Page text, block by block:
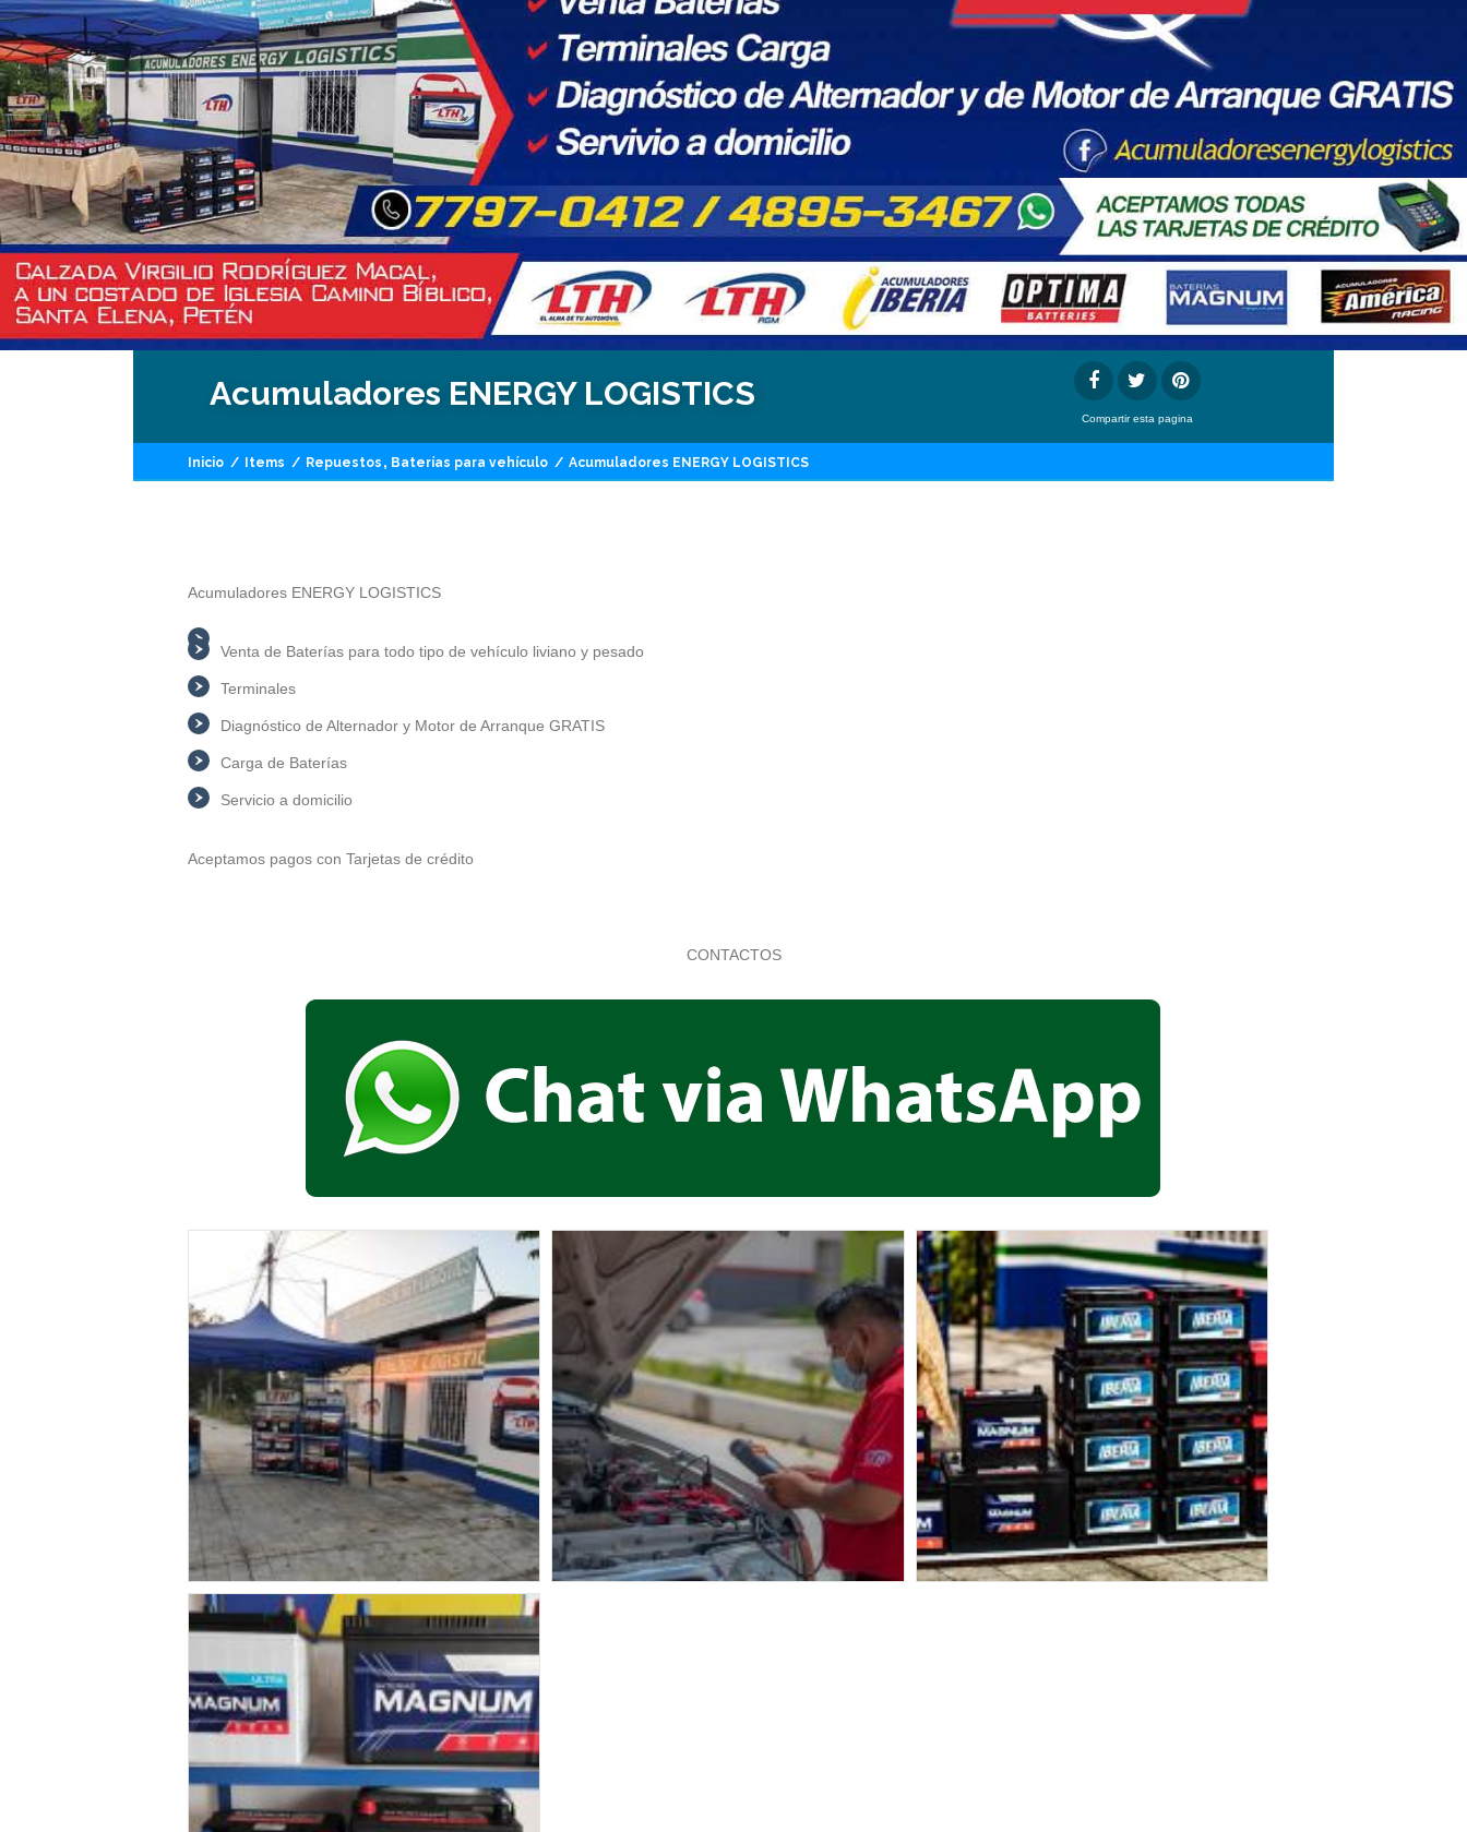
Acumuladores ENERGY LOGISTICS
Compartir esta pagina
Inicio / Items / Repuestos , Baterías para vehículo / Acumuladores ENERGY LOGISTICS
Acumuladores ENERGY LOGISTICS
Venta de Baterías para todo tipo de vehículo liviano y pesado
Terminales
Diagnóstico de Alternador y Motor de Arranque GRATIS
Carga de Baterías
Servicio a domicilio
Aceptamos pagos con Tarjetas de crédito
CONTACTOS